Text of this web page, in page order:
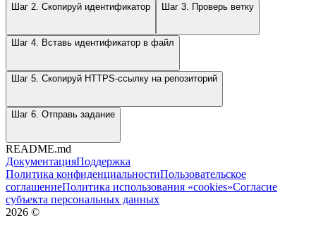
Шаг 2. Скопируй идентификатор Шаг 3. Проверь ветку
Шаг 4. Вставь идентификатор в файл
Шаг 5. Скопируй HTTPS-ссылку на репозиторий
Шаг 6. Отправь задание
README.md
ДокументацияПоддержка
Политика конфиденциальностиПользовательское
соглашениеПолитика использования «cookies»Согласие
субъекта персональных данных
2026 ©